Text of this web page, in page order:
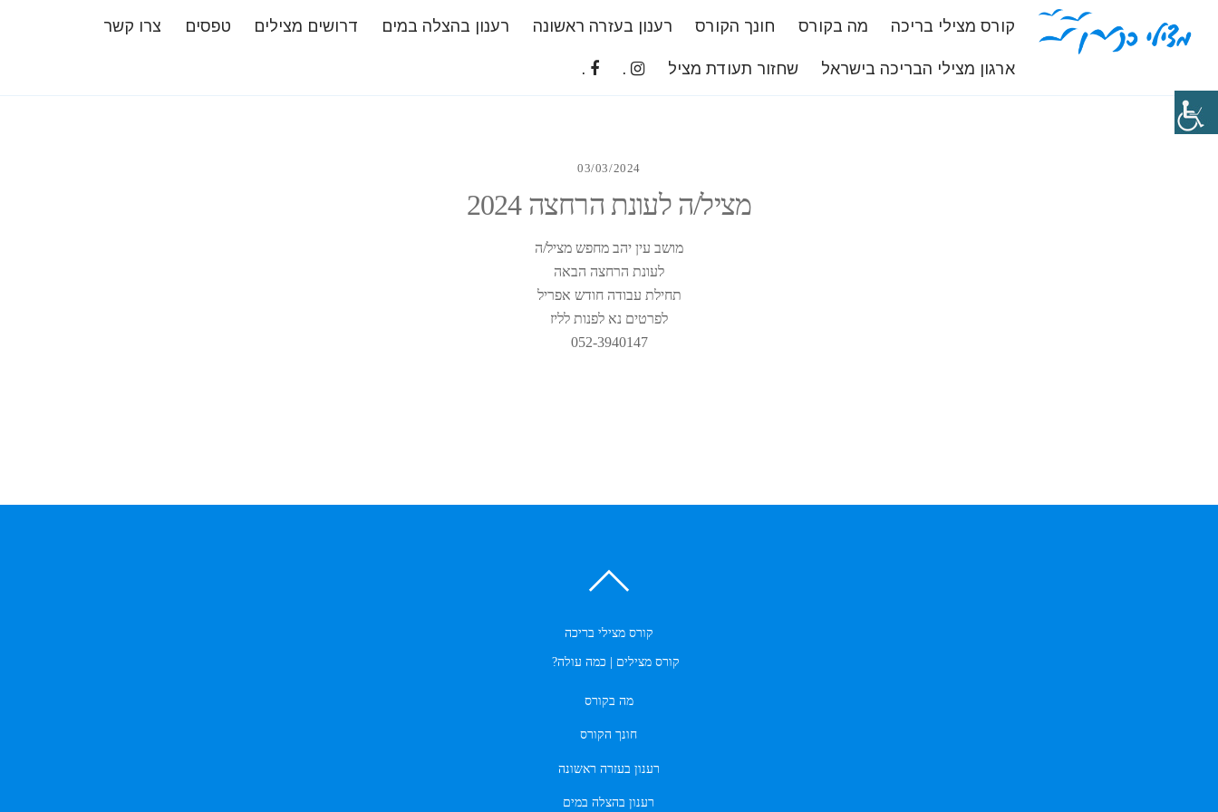
קורס מצילי בריכה מה בקורס חונך הקורס רענון בעזרה ראשונה רענון בהצלה במים דרושים מצילים טפסים צרו קשר
ארגון מצילי הבריכה בישראל שחזור תעודת מציל .
.
03/03/2024
מציל/ה לעונת הרחצה 2024
מושב עין יהב מחפש מציל/ה
לעונת הרחצה הבאה
תחילת עבודה חודש אפריל
לפרטים נא לפנות לליז
052-3940147
קורס מצילי בריכה
קורס מצילים | כמה עולה?
מה בקורס
חונך הקורס
רענון בעזרה ראשונה
רענון בהצלה במים